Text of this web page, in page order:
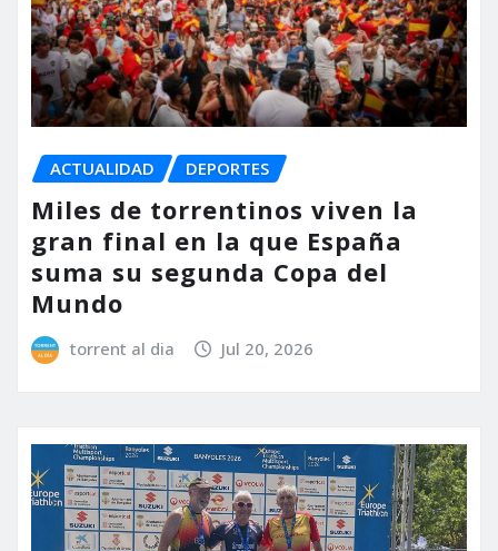
ACTUALIDAD DEPORTES
Miles de torrentinos viven la
gran final en la que España
suma su segunda Copa del
Mundo
torrent al dia Jul 20, 2026